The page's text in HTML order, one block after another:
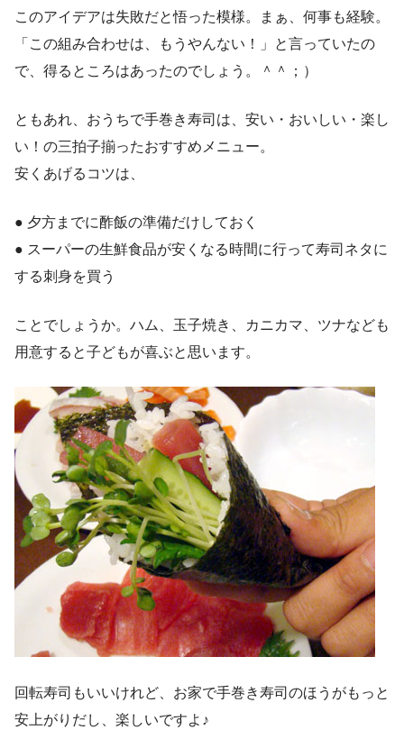
このアイデアは失敗だと悟った模様。まぁ、何事も経験。
「この組み合わせは、もうやんない！」と言っていたの
で、得るところはあったのでしょう。＾＾；）
ともあれ、おうちで手巻き寿司は、安い・おいしい・楽し
い！の三拍子揃ったおすすめメニュー。
安くあげるコツは、
● 夕方までに酢飯の準備だけしておく
● スーパーの生鮮食品が安くなる時間に行って寿司ネタに
する刺身を買う
ことでしょうか。ハム、玉子焼き、カニカマ、ツナなども
用意すると子どもが喜ぶと思います。
回転寿司もいいけれど、お家で手巻き寿司のほうがもっと
安上がりだし、楽しいですよ♪